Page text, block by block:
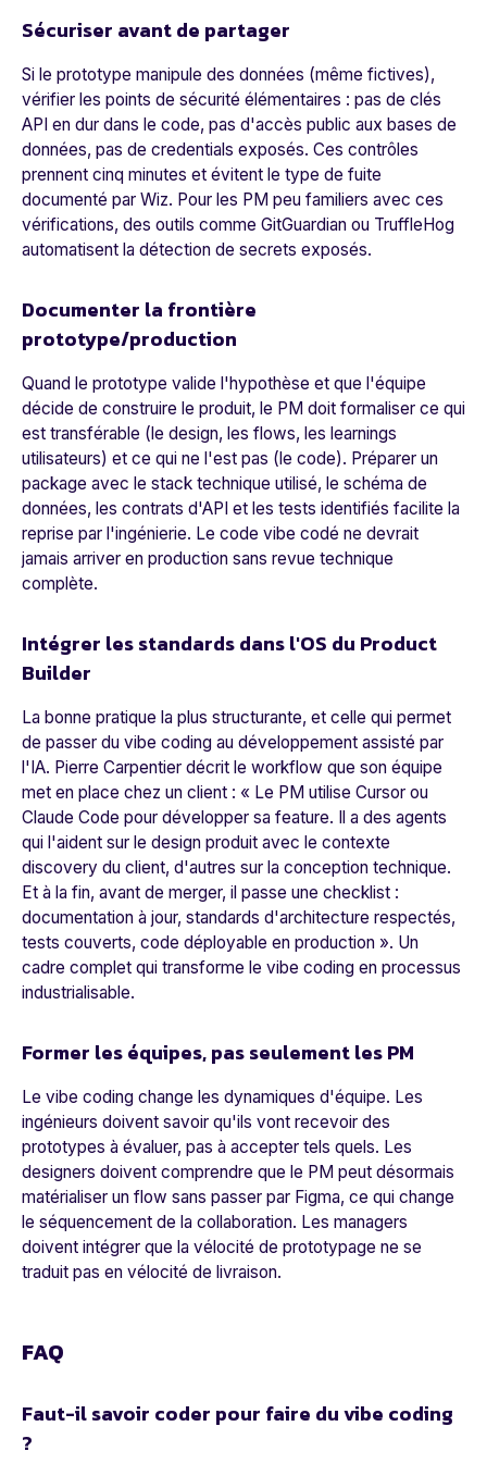
Sécuriser avant de partager
Si le prototype manipule des données (même fictives),
vérifier les points de sécurité élémentaires : pas de clés
API en dur dans le code, pas d'accès public aux bases de
données, pas de credentials exposés. Ces contrôles
prennent cinq minutes et évitent le type de fuite
documenté par Wiz. Pour les PM peu familiers avec ces
vérifications, des outils comme GitGuardian ou TruffleHog
automatisent la détection de secrets exposés.
Documenter la frontière
prototype/production
Quand le prototype valide l'hypothèse et que l'équipe
décide de construire le produit, le PM doit formaliser ce qui
est transférable (le design, les flows, les learnings
utilisateurs) et ce qui ne l'est pas (le code). Préparer un
package avec le stack technique utilisé, le schéma de
données, les contrats d'API et les tests identifiés facilite la
reprise par l'ingénierie. Le code vibe codé ne devrait
jamais arriver en production sans revue technique
complète.
Intégrer les standards dans l'OS du Product
Builder
La bonne pratique la plus structurante, et celle qui permet
de passer du vibe coding au développement assisté par
l'IA. Pierre Carpentier décrit le workflow que son équipe
met en place chez un client : « Le PM utilise Cursor ou
Claude Code pour développer sa feature. Il a des agents
qui l'aident sur le design produit avec le contexte
discovery du client, d'autres sur la conception technique.
Et à la fin, avant de merger, il passe une checklist :
documentation à jour, standards d'architecture respectés,
tests couverts, code déployable en production ». Un
cadre complet qui transforme le vibe coding en processus
industrialisable.
Former les équipes, pas seulement les PM
Le vibe coding change les dynamiques d'équipe. Les
ingénieurs doivent savoir qu'ils vont recevoir des
prototypes à évaluer, pas à accepter tels quels. Les
designers doivent comprendre que le PM peut désormais
matérialiser un flow sans passer par Figma, ce qui change
le séquencement de la collaboration. Les managers
doivent intégrer que la vélocité de prototypage ne se
traduit pas en vélocité de livraison.
FAQ
Faut-il savoir coder pour faire du vibe coding
?